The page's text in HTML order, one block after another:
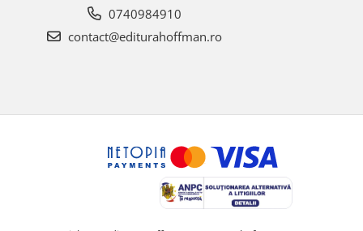
0740984910
contact@editurahoffman.ro